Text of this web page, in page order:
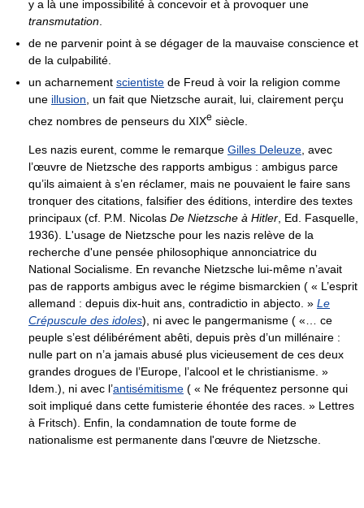
y a là une impossibilité à concevoir et à provoquer une
transmutation
de ne parvenir point à se dégager de la mauvaise conscience et
de la culpabilité.
un acharnement scientiste de Freud à voir la religion comme
une illusion , un fait que Nietzsche aurait, lui, clairement perçu
chez nombres de penseurs du XIXe siècle.
Les nazis eurent, comme le remarque Gilles Deleuze, avec
l’œuvre de Nietzsche des rapports ambigus : ambigus parce
qu’ils aimaient à s’en réclamer, mais ne pouvaient le faire sans
tronquer des citations, falsifier des éditions, interdire des textes
principaux (cf. P.M. Nicolas De Nietzsche à Hitler, Ed. Fasquelle,
1936). L'usage de Nietzsche pour les nazis relève de la
recherche d'une pensée philosophique annonciatrice du
National Socialisme. En revanche Nietzsche lui-même n’avait
pas de rapports ambigus avec le régime bismarckien ( « L’esprit
allemand : depuis dix-huit ans, contradictio in abjecto. » Le
Crépuscule des idoles), ni avec le pangermanisme ( «… ce
peuple s’est délibérément abêti, depuis près d’un millénaire :
nulle part on n’a jamais abusé plus vicieusement de ces deux
grandes drogues de l’Europe, l’alcool et le christianisme. »
Idem.), ni avec l’antisémitisme ( « Ne fréquentez personne qui
soit impliqué dans cette fumisterie éhontée des races. » Lettres
à Fritsch). Enfin, la condamnation de toute forme de
nationalisme est permanente dans l'œuvre de Nietzsche.